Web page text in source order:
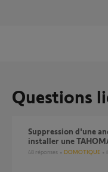
Questions
Suppression d'une ancien box TAHOMA V2 pour pouvoir
installer une
48 réponses DOMOTIQUE